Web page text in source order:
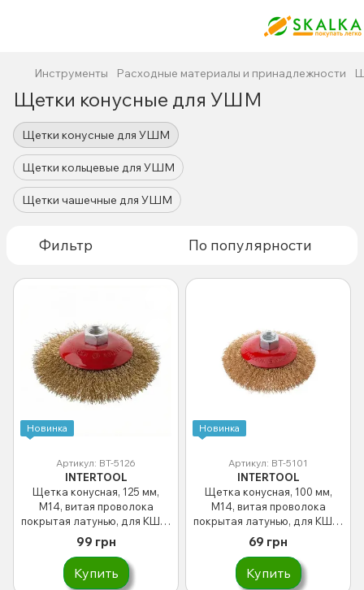
Инструменты Расходные материалы и принадлежности
Щетки конусные для УШМ
Щетки конусные для УШМ
Щетки кольцевые для УШМ
Щетки чашечные для УШМ
Фильтр По популярности
Новинка
Артикул: BT-5126
INTERTOOL
Щетка конусная, 125 мм,
M14, витая проволока
покрытая латунью, для КШМ,
6500 об/мин INTERTOOL BT-
5126
99 грн
Купить
Новинка
Артикул: BT-5101
INTERTOOL
Щетка конусная, 100 мм,
M14, витая проволока
покрытая латунью, для КШМ,
12500 об/мин INTERTOOL BT-
5101
69 грн
Купить